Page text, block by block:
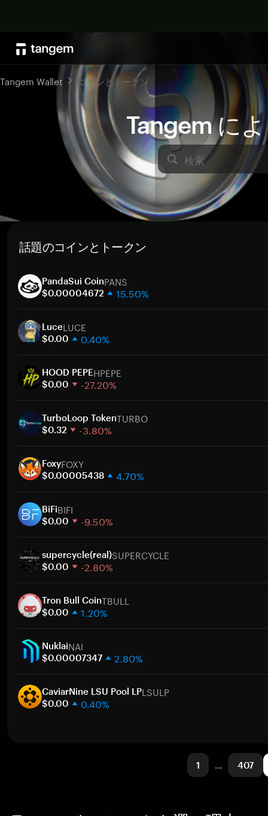
Tangem に
検索
Tangem Wallet コインとトークン
話題のコインとトークン
PandaSui CoinPANS
$0.00004672 15.50%
30日間
時価総額
LuceLUCE
$0.00 0.40%
30日間
時価総額
HOOD PEPEHPEPE
$0.00 -27.20%
30日間
時価総額
TurboLoop TokenTURBO
$0.32 -3.80%
30日間
時価総額
FoxyFOXY
$0.00005438 4.70%
30日間
時価総額
BiFiBIFI
$0.00 -9.50%
30日間
時価総額
supercycle(real)SUPERCYCLE
$0.00 -2.80%
30日間
時価総額
Tron Bull CoinTBULL
$0.00 1.20%
30日間
時価総額
NuklaiNAI
$0.00007347 2.80%
30日間
時価総額
CaviarNine LSU Pool LPLSULP
$0.00 0.40%
1 … 407